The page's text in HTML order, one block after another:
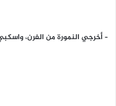
– أخرجي النمورة من الفرن،